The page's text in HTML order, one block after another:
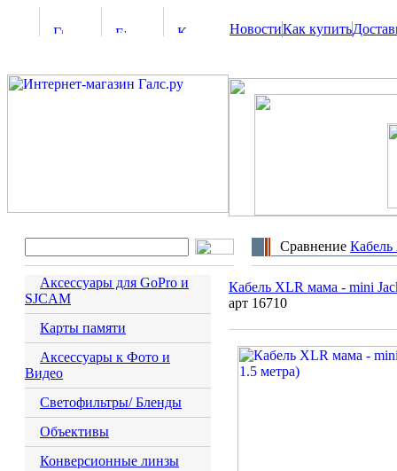
НовостиКак купить
Сравнение Кабель
Аксессуары для GoPro и
SJCAM
Карты памяти
Аксессуары к Фото и
Видео
Светофильтры/ Бленды
Объективы
Конверсионные линзы
Кабель XLR мама - mini
арт 16710